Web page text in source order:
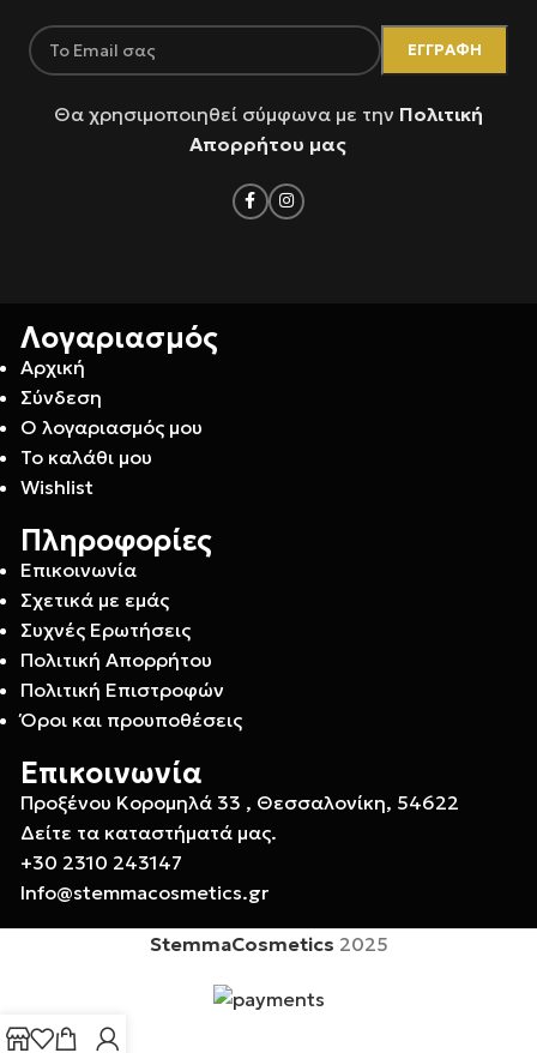
Θα χρησιμοποιηθεί σύμφωνα με την Πολιτική
Απορρήτου μας
Λογαριασμός
Αρχική
Σύνδεση
Ο λογαριασμός μου
Το καλάθι μου
Wishlist
Πληροφορίες
Επικοινωνία
Σχετικά με εμάς
Συχνές Ερωτήσεις
Πολιτική Απορρήτου
Πολιτική Επιστροφών
Όροι και προυποθέσεις
Επικοινωνία
Προξένου Κορομηλά 33 , Θεσσαλονίκη, 54622
Δείτε τα καταστήματά μας.
+30 2310 243147
Info@stemmacosmetics.gr
StemmaCosmetics 2025